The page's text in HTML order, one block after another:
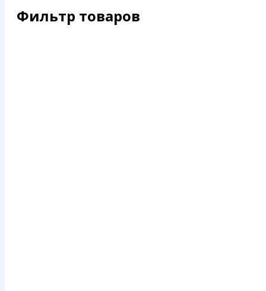
Фильтр товаров